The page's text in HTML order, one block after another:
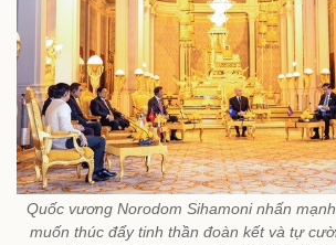
Quốc vương Norodom Sihamoni nhấn
muốn thúc đẩy tinh thần đoàn kết và tự